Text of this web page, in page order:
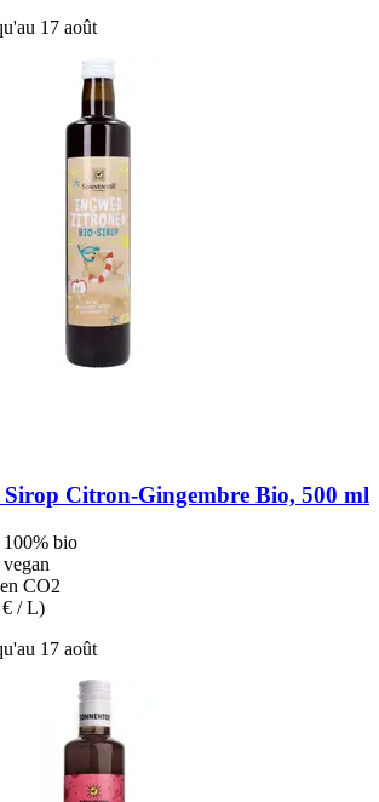
17 août
Sirop Citron-​Gingembre Bio, 500 ml
bio
CO2
/ L)
17 août